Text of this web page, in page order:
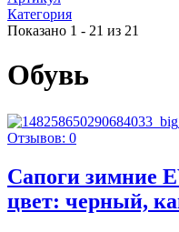
Категория
Показано 1 - 21 из 21
Обувь
Отзывов: 0
Сапоги зимние
цвет: черный,